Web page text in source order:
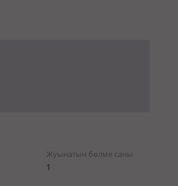
Жуынатын бөлме саны
1